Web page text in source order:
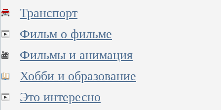
Транспорт
Фильм о фильме
Фильмы и анимация
Хобби и образование
Это интересно